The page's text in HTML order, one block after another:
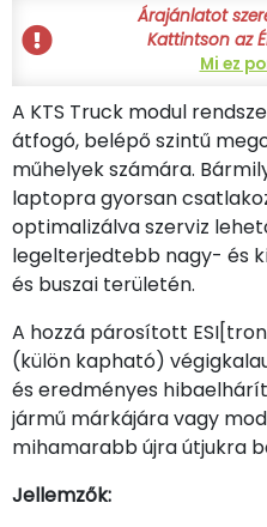
Árajánlatot
Kattintson az
Mi ez
A KTS Truck modul
átfogó, belépő szintű
műhelyek számára.
laptopra gyorsan
optimalizálva szerviz
legelterjedtebb nagy- és
és buszai területén.
A hozzá párosított
(külön kapható)
és eredményes
jármű márkájára vagy
mihamarabb újra útjukra
Jellemzők: